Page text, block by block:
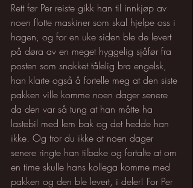
Rett før Per reiste gikk han til innkjøp av
noen flotte maskiner som skal hjelpe oss i
hagen, og for en uke siden ble de levert
på døra av en meget hyggelig sjåfør fra
posten som snakket tålelig bra engelsk,
han klarte også å fortelle meg at den siste
pakken ville komme noen dager senere
da den var så tung at han måtte ha
lastebil med lem bak og det hedde han
ikke. Og tror du ikke at noen dager
senere ringte han tilbake og fortalte at om
en time skulle hans kollega komme med
pakken og den ble levert, i deler! For Per